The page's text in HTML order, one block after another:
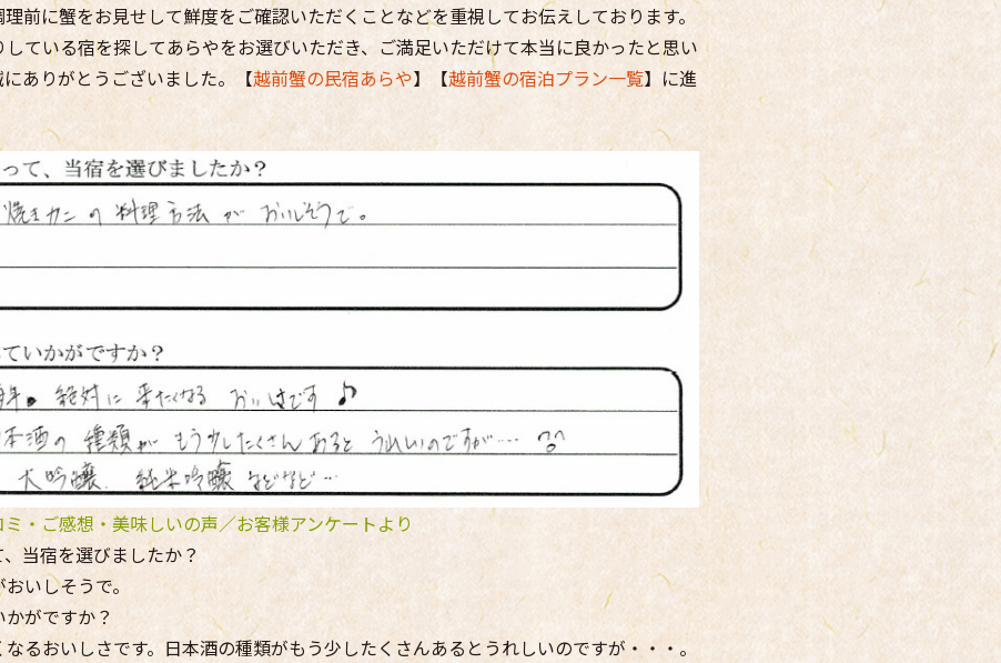
前に蟹をお見せして鮮度をご確認いただくことなどを重視してお伝えしております。
ている宿を探してあらやをお選びいただき、ご満足いただけて本当に良かったと思い
ありがとうございました。【越前蟹の民宿あらや】【越前蟹の宿泊プラン一覧】に進
・ご感想・美味しいの声／お客様アンケートより
当宿を選びましたか？
いしそうで。
がですか？
るおいしさです。日本酒の種類がもう少したくさんあるとうれしいのですが・・・。